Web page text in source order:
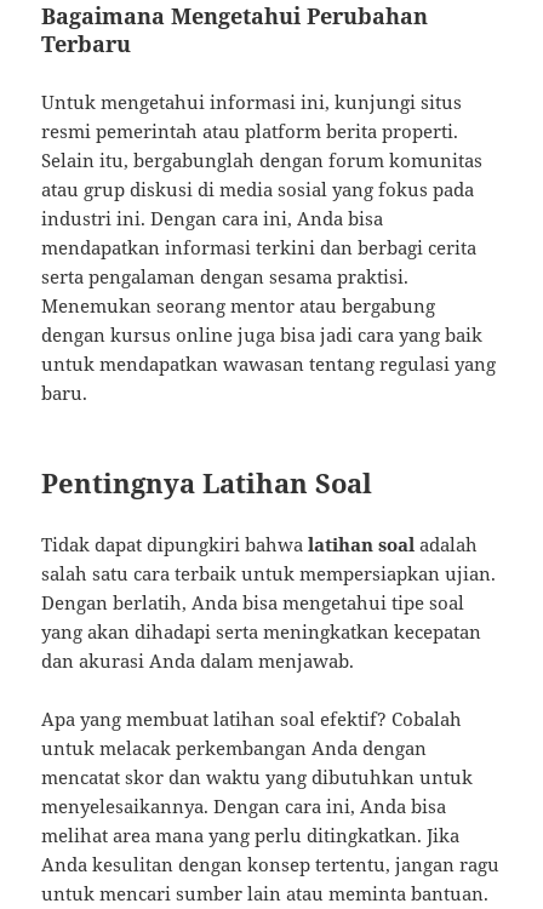
Bagaimana Mengetahui Perubahan
Terbaru
Untuk mengetahui informasi ini, kunjungi situs
resmi pemerintah atau platform berita properti.
Selain itu, bergabunglah dengan forum komunitas
atau grup diskusi di media sosial yang fokus pada
industri ini. Dengan cara ini, Anda bisa
mendapatkan informasi terkini dan berbagi cerita
serta pengalaman dengan sesama praktisi.
Menemukan seorang mentor atau bergabung
dengan kursus online juga bisa jadi cara yang baik
untuk mendapatkan wawasan tentang regulasi yang
baru.
Pentingnya Latihan Soal
Tidak dapat dipungkiri bahwalatihan soal adalah
salah satu cara terbaik untuk mempersiapkan ujian.
Dengan berlatih, Anda bisa mengetahui tipe soal
yang akan dihadapi serta meningkatkan kecepatan
dan akurasi Anda dalam menjawab.
Apa yang membuat latihan soal efektif? Cobalah
untuk melacak perkembangan Anda dengan
mencatat skor dan waktu yang dibutuhkan untuk
menyelesaikannya. Dengan cara ini, Anda bisa
melihat area mana yang perlu ditingkatkan. Jika
Anda kesulitan dengan konsep tertentu, jangan ragu
untuk mencari sumber lain atau meminta bantuan.